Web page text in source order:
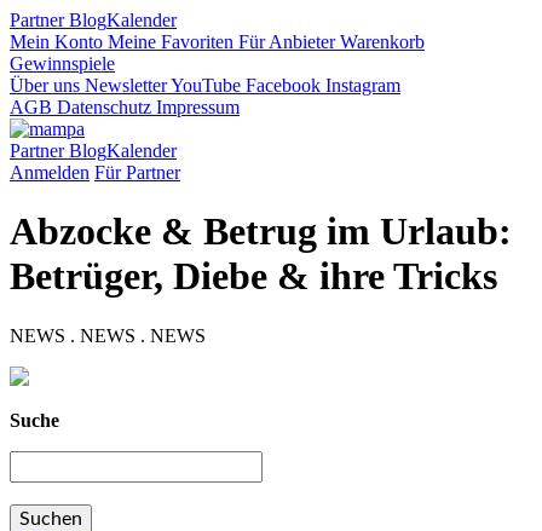
PartnerBlogKalender
Mein Konto Meine Favoriten Für AnbieterWarenkorb
Gewinnspiele
Über uns NewsletterYouTube Facebook Instagram
AGB Datenschutz Impressum
PartnerBlogKalender
Anmelden Für Partner
Abzocke & Betrug im Urlaub:
Betrüger, Diebe & ihre Tricks
NEWS . NEWS . NEWS
Suche